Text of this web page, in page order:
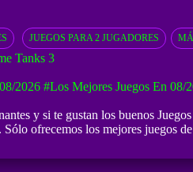
JUEGOS PARA 2 JUGADORES
Tanks 3
2026 #Los Mejores Juegos En 08/
y si te gustan los buenos
ofrecemos los mejores juegos